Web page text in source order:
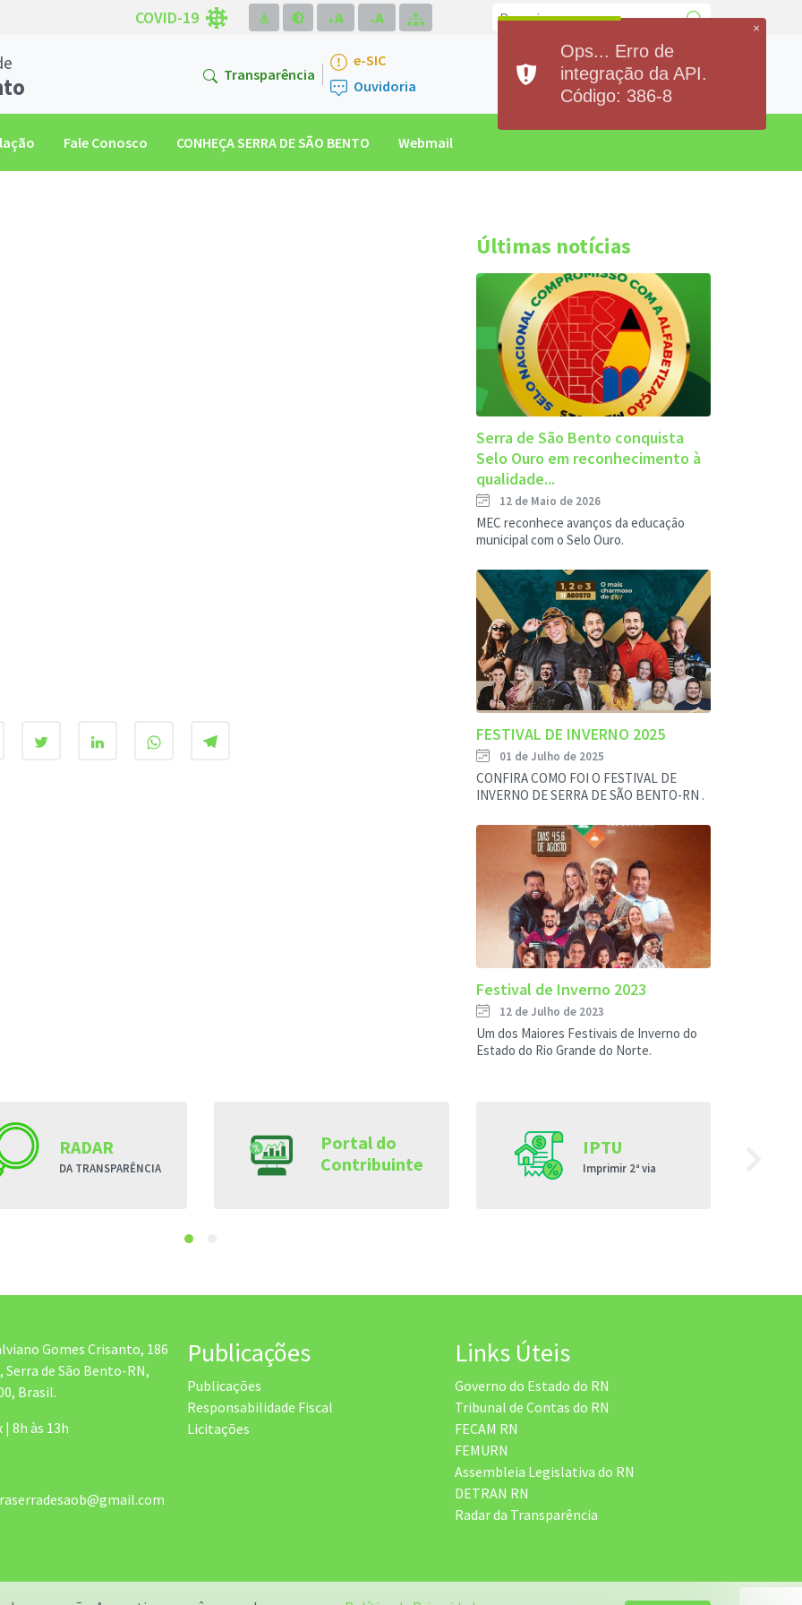
COVID-19 accessible brightness_medium A
+ A
-
Transparência
e-SIC
Ouvidoria
Contato
(84)93300.2551
Fale Conosco CONHEÇA SERRA DE SÃO BENTO Webmail
Últimas notícias
Serra de São Bento conquista
Selo Ouro em reconhecimento à
qualidade...
12 de Maio de 2026
MEC reconhece avanços da educação
municipal com o Selo Ouro.
FESTIVAL DE INVERNO 2025
01 de Julho de 2025
CONFIRA COMO FOI O FESTIVAL DE
INVERNO DE SERRA DE SÃO BENTO-RN .
Festival de Inverno 2023
12 de Julho de 2023
Um dos Maiores Festivais de Inverno do
Estado do Rio Grande do Norte.
RADAR
DA TRANSPARÊNCIA
Portal do
Contribuinte
IPTU
Imprimir 2ª via
Gomes Crisanto, 186
Serra de São Bento-RN,
Brasil.
| 8h às 13h
Publicações
Publicações
Responsabilidade Fiscal
Licitações
Links Úteis
Governo do Estado do RN
Tribunal de Contas do RN
FECAM RN
FEMURN
Assembleia Legislativa do RN
DETRAN RN
Radar da Transparência
×
Ops... Erro de
integração da API.
Código: 386-8